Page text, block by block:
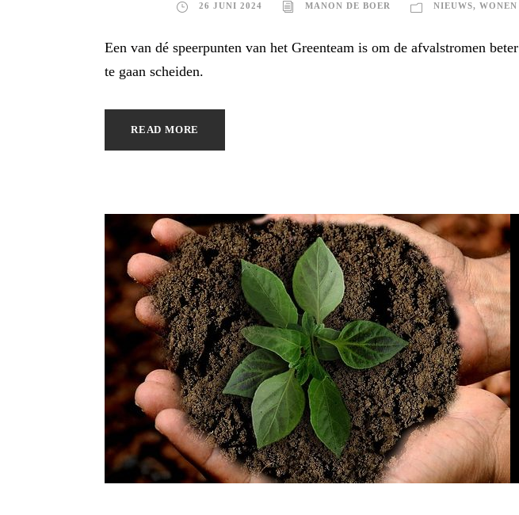
26 JUNI 2024 MANON DE BOER NIEUWS, WONEN
Een van dé speerpunten van het Greenteam is om de afvalstromen beter
te gaan scheiden.
READ MORE